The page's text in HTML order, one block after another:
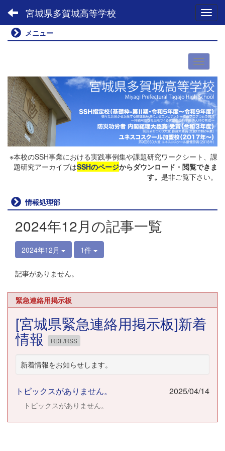
宮城県多賀城高等学校
メニュー
※本校のSSH事業における実践事例集や課題研究ワークシート、課
題研究アーカイブはSSHのページからダウンロード・閲覧できま
す。 是非ご覧下さい。
情報処理部
2024年12月の記事一覧
2024年12月 1件
記事がありません。
緊急連絡用掲示板
[宮城県緊急連絡用掲示板]新着
情報 RDF/RSS
新着情報をお知らせします。
トピックスがありません。 2025/04/14
トピックスがありません。